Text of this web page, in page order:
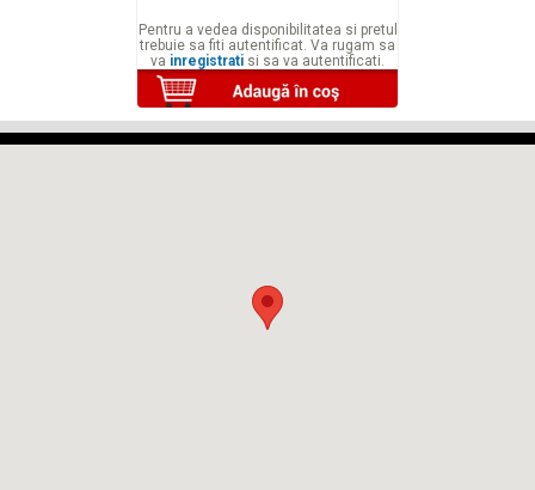
Pentru a vedea disponibilitatea si pretul
trebuie sa fiti autentificat. Va rugam sa
va inregistrati si sa va autentificati.